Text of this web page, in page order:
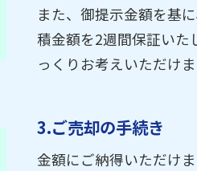
また、御提示金額を基
積金額を2週間保証いた
っくりお考えいただけま
3.ご売却の手続き
金額にご納得いただけ